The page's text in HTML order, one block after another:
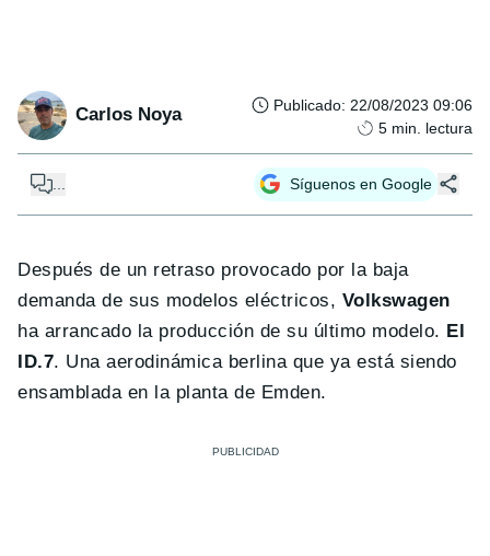
Carlos Noya Publicado: 22/08/2023 09:06
5 min. lectura
Síguenos en Google
Después de un retraso provocado por la baja
demanda de sus modelos eléctricos, Volkswagen
ha arrancado la producción de su último modelo. El
ID.7. Una aerodinámica berlina que ya está siendo
ensamblada en la planta de Emden.